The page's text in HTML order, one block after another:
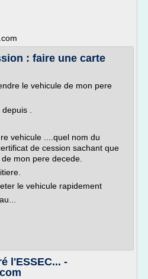
: faire une carte
le vehicule de mon pere
.
vehicule ....quel nom du
de cession sachant que
mon pere decede.
le vehicule rapidement
l'ESSEC... -